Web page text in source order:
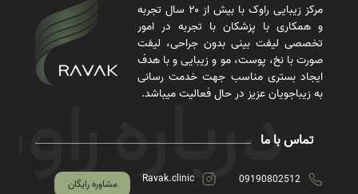
مرکز زیبایی راوک با بیش از ۲۰ سال تجربه
و همکاری با پزشکان با تجربه در امور
تخصصی لیفت بینی بدون جراحی، لیفت
صورت با نخ، پوست، مو و زیبایی و با هدف
ایجاد بستری مناسب جهت خدمت رسانی
به زیباجویان عزیز در حال فعالیت میباشد.
تماس با ما
09190802512
Ravak.clinic مشاوره رایگان